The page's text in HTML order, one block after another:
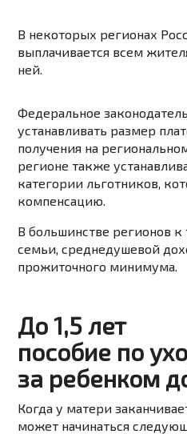
В некоторых регионах
выплачивается всем
ней.
Федеральное
устанавливать размер
получения на
регионе также
категории льготников,
компенсацию.
В большинстве регионов
семьи, среднедушевой
прожиточного минимума.
До 1,5 лет
пособие по
за ребенком
Когда у матери
может начинаться